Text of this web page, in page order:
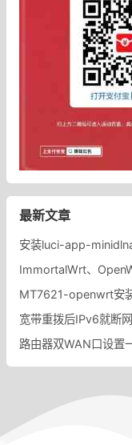
最新文章
ImmortalWrt、
MT7621-openwrt安
宽带重拨后IPv6就断
路由器双WAN口设置